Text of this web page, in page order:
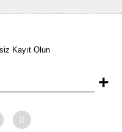
Kayıt Olun
+